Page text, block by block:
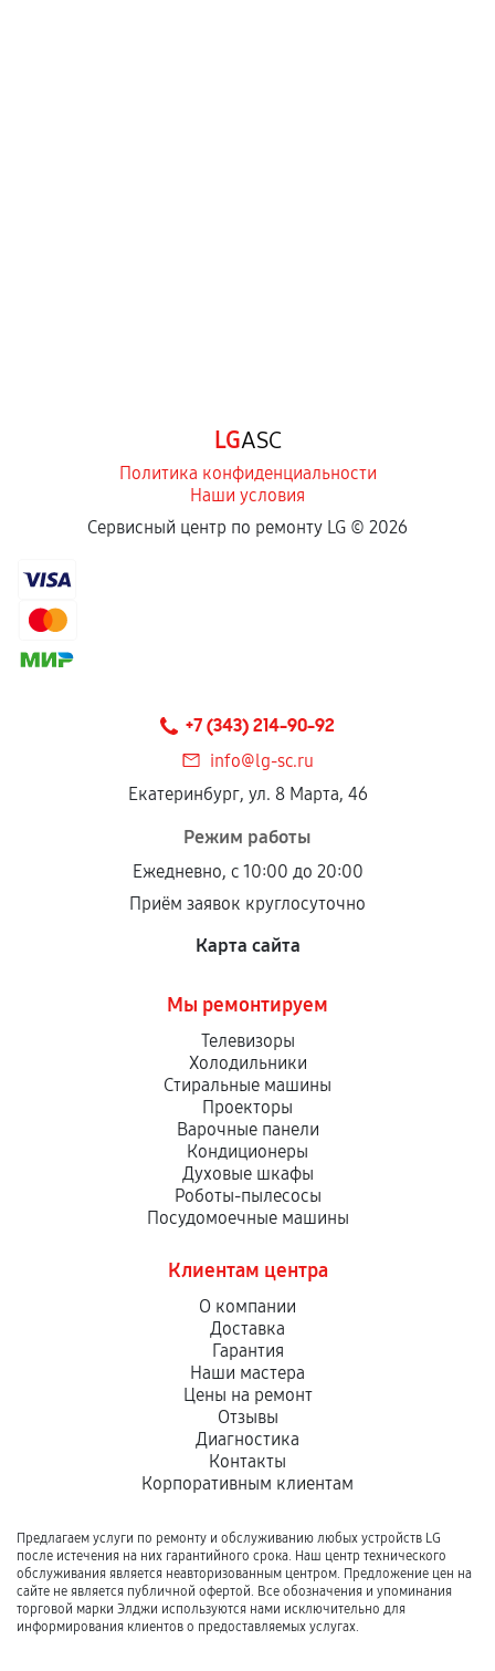
LGASC
Политика конфиденциальности
Наши условия
Сервисный центр по ремонту LG © 2026
+7 (343) 214-90-92
info@lg-sc.ru
Екатеринбург, ул. 8 Марта, 46
Режим работы
Ежедневно, с 10:00 до 20:00
Приём заявок круглосуточно
Карта сайта
Мы ремонтируем
Телевизоры
Холодильники
Стиральные машины
Проекторы
Варочные панели
Кондиционеры
Духовые шкафы
Роботы-пылесосы
Посудомоечные машины
Клиентам центра
О компании
Доставка
Гарантия
Наши мастера
Цены на ремонт
Отзывы
Диагностика
Контакты
Корпоративным клиентам
Предлагаем услуги по ремонту и обслуживанию любых устройств LG
после истечения на них гарантийного срока. Наш центр технического
обслуживания является неавторизованным центром. Предложение цен на
сайте не является публичной офертой. Все обозначения и упоминания
торговой марки Элджи используются нами исключительно для
информирования клиентов о предоставляемых услугах.